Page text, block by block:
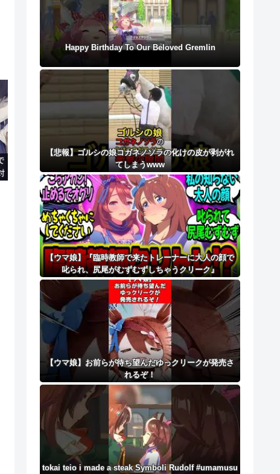
Happy Birthday To Our Beloved Gremlin
【悲報】ゴルシの娘コガネノソラの化けの皮が剥がれ
てしまうwww
【ウマ娘】『臨時教師で来たトレーナーに大人の顔で
叱られ、尻尾がむずむずしちゃうクリーク』
【ウマ娘】お前らが待ち望んだゆっクリークが発売さ
れるぞ！
tokai teio i made a steak Symboli Rudolf #umamusu